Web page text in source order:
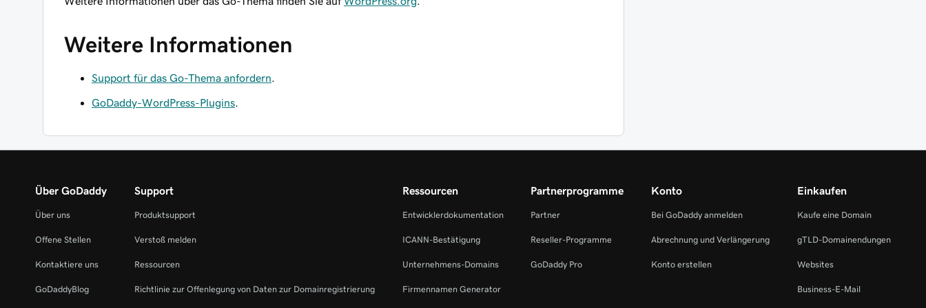
Weitere Informationen
Support für das Go-Thema anfordern
GoDaddy-WordPress-Plugins
Über GoDaddy
Über uns
Offene Stellen
Kontaktiere uns
GoDaddyBlog
Support
Produktsupport
Verstoß melden
Ressourcen
Richtlinie zur Offenlegung von Daten zur Domainregistrierung
Ressourcen
Entwicklerdokumentation
ICANN-Bestätigung
Unternehmens-Domains
Firmennamen Generator
Partnerprogramme
Partner
Reseller-Programme
GoDaddy Pro
Konto
Bei GoDaddy anmelden
Abrechnung und Verlängerung
Konto erstellen
Einkaufen
Kaufe eine Domain
gTLD-Domainendungen
Websites
Business-E-Mail